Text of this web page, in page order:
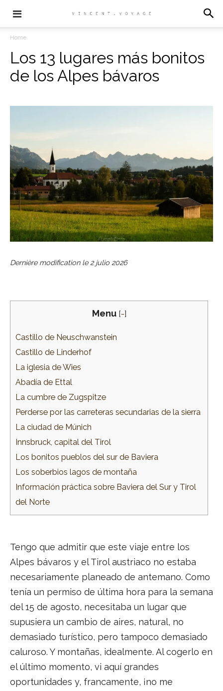
Home
Los 13 lugares más bonitos
de los Alpes bávaros
Dernière modification le 2 julio 2026
Menu [-]
Castillo de Neuschwanstein
Castillo de Linderhof
La iglesia de Wies
Abadía de Ettal
La cumbre de Zugspitze
Perderse por las carreteras secundarias de la sierra
La ciudad de Múnich
Innsbruck, capital del Tirol
Los bonitos pueblos del sur de Baviera
Los soberbios lagos de montaña
Información práctica sobre Baviera del Sur y Tirol
del Norte
Tengo que admitir que este viaje entre los
Alpes bávaros y el Tirol austriaco no estaba
necesariamente planeado de antemano. Como
tenía un permiso de última hora para la semana
del 15 de agosto, necesitaba un lugar que
supusiera un cambio de aires, natural, no
demasiado turístico, pero tampoco demasiado
caluroso. Y montañas, idealmente. Al cogerlo en
el último momento, vi aquí grandes
oportunidades y, francamente, ¡no me